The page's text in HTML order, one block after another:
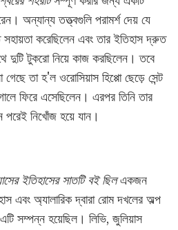
অন্যান্য তত্ত্বগুলি পরামর্শ দেয় যে
করেছিলেন এবং তার ইতিহাস দ্রুত
দুটি টুকরো নিয়ে কাজ করছিলেন। তবে
তা হ'ল ওরোসিয়াস হিপ্পো ছেড়ে সেন্ট
ফিরে এসেছিলেন। এরপর তিনি তার
পরেই নিখোঁজ হয়ে যান।
ইতিহাসের সাতটি বই ছিলএকজন
এবং অ্যালারিক দ্বারা রোম দখলের অল্প
সম্পন্ন হয়েছিল। লিভি, জুলিয়াস